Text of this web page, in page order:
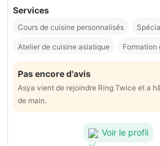
Services
Cours de cuisine personnalisés
Atelier de cuisine asiatique Formation
Pas encore d'avis
Asya vient de rejoindre Ring Twice et a
de main.
Voir le profil